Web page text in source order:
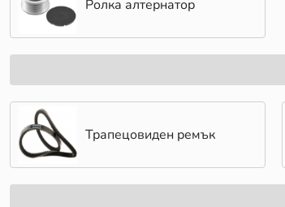
Ролка алтернатор
Трапецовиден ремък